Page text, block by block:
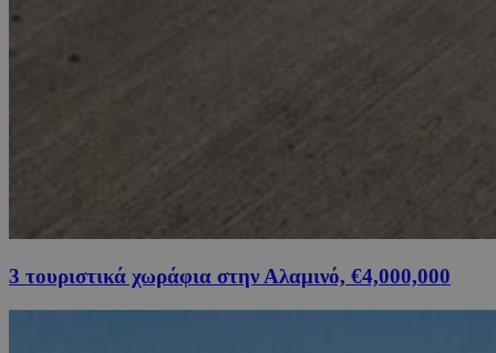
3 τουριστικά χωράφια στην Αλαμινό, €4,000,000